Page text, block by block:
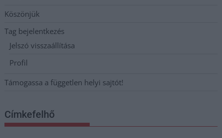
Köszönjük
Tag bejelentkezés
Jelszó visszaállítása
Profil
Támogassa a független helyi sajtót!
Címkefelhő